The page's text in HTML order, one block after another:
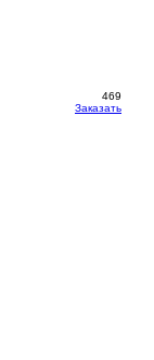
469
Заказать